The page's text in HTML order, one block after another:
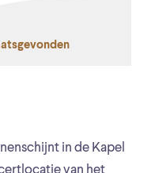
in de Kapel